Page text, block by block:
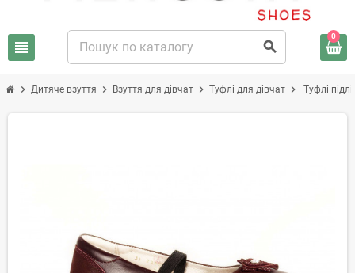
view_headline search
0
chevron_right Дитяче взуття chevron_right Взуття для дівчат chevron_right Туфлі для дівчат chevron_right Туфлі